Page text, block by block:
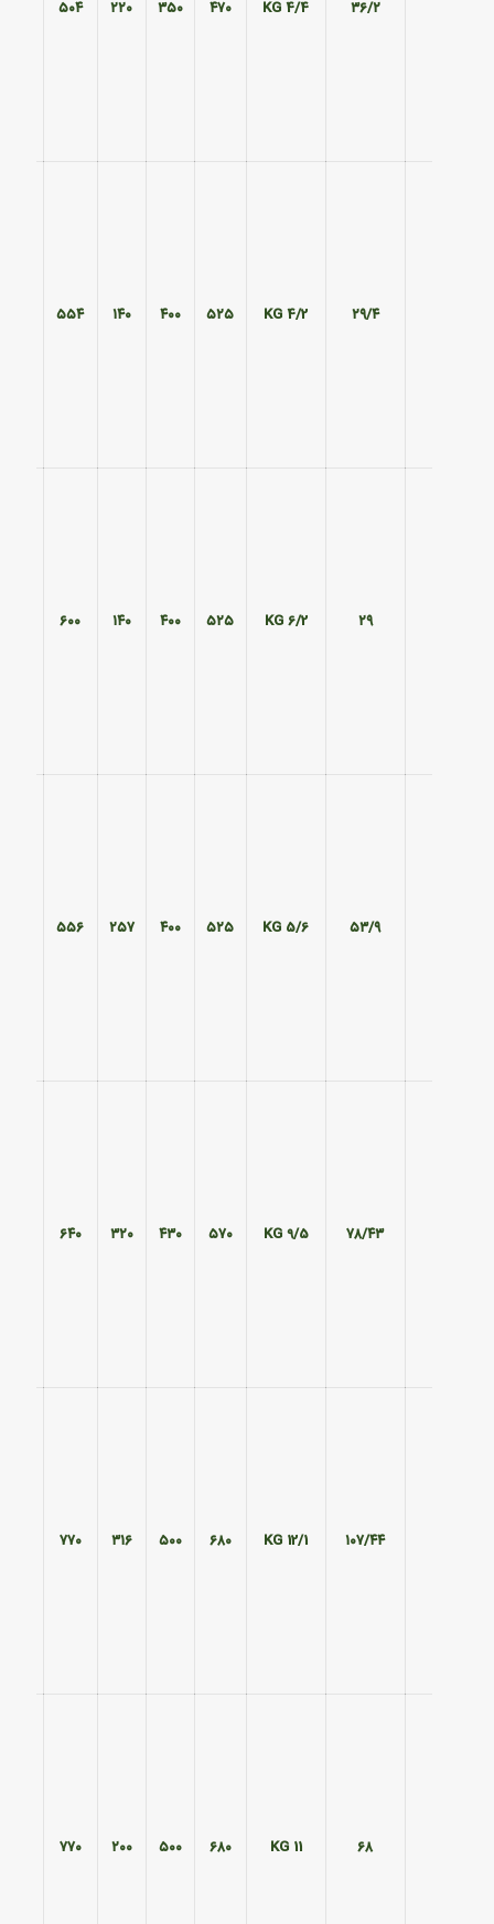
۳۶/۲ 4/4 KG ۴۷۰ ۳۵۰ ۲۲۰ ۵۰۴
۲۹/۴ 4/2 KG ۵۲۵ ۴۰۰ ۱۴۰ ۵۵۴
۲۹ 6/2 KG ۵۲۵ ۴۰۰ ۱۴۰ ۶۰۰
۵۳/۹ 5/6 KG ۵۲۵ ۴۰۰ ۲۵۷ ۵۵۶
۷۸/۴۳ 9/5 KG ۵۷۰ ۴۳۰ ۳۲۰ ۶۴۰
۱۰۷/۴۴ 12/1 KG ۶۸۰ ۵۰۰ ۳۱۶ ۷۷۰
۶۸ 11 KG ۶۸۰ ۵۰۰ ۲۰۰ ۷۷۰